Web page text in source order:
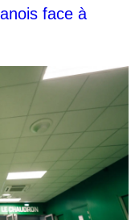
face à